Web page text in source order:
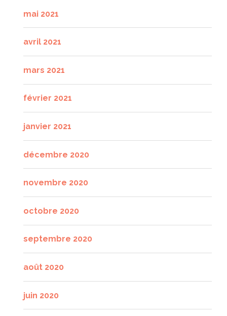
mai 2021
avril 2021
mars 2021
février 2021
janvier 2021
décembre 2020
novembre 2020
octobre 2020
septembre 2020
août 2020
juin 2020